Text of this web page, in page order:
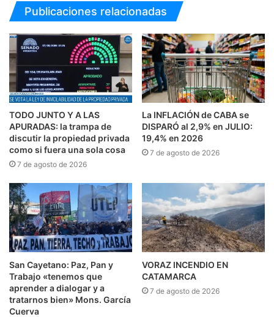
Publicaciones relacionadas
TODO JUNTO Y A LAS
APURADAS: la trampa de
discutir la propiedad privada
como si fuera una sola cosa
7 de agosto de 2026
La INFLACIÓN de CABA se
DISPARÓ al 2,9% en JULIO:
19,4% en 2026
7 de agosto de 2026
San Cayetano: Paz, Pan y
Trabajo «tenemos que
aprender a dialogar y a
tratarnos bien» Mons. García
Cuerva
VORAZ INCENDIO EN
CATAMARCA
7 de agosto de 2026